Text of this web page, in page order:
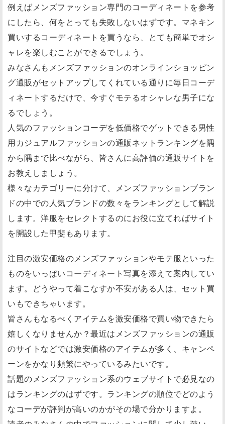
例えばメンズファッション専門のコーディネートを参考
にしたら、何をとっても失敗しないはずです。マネキン
買いするコーディネートを買うなら、とても簡単でオシ
ャレを楽しむことができるでしょう。
みなさんもメンズファッションのオンラインショッピン
グ通販がセットアップしてくれている通りに毎日コーデ
ィネートするだけで、今すぐモテるオシャレな男子にな
るでしょう。
人気のファッションコーデを低価格でゲットできる男性
用カジュアルファッションの通販ネットランキングを隅
から隅まで比べながら、皆さんに高評価の通販サイトを
お教えしましょう。
様々なカテゴリーに分けて、メンズファッションブラン
ドの中での人気ブランドの数々をランキングとして解説
します。洋服をセレクトするのにお役に立てればサイト
を開設した甲斐もあります。
注目の激安価格のメンズファッションやモテ服といった
ものをいっぱいコーディネート写真を添えて案内してい
ます。どうやって着こなすか不安がある人は、セット買
いもできちゃいます。
皆さんもなるべくアイテムを激安価格で買い物できたら
嬉しくなりませんか？最近はメンズファッションの通販
のサイトなどでは激安価格のアイテムが多く、キャンペ
ーンをかなり頻繁にやっているみたいです。
話題のメンズファッション系のウェブサイトで必見なの
はランキングのはずです。ランキングの順位でどのよう
なコーデが評判が高いのかがその場で分かりますよ。